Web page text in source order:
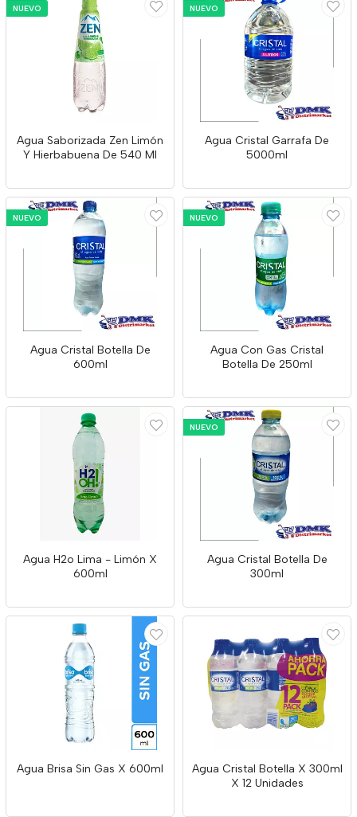
NUEVO
Agua Saborizada Zen Limón
Y Hierbabuena De 540 Ml
NUEVO
Agua Cristal Garrafa De
5000ml
NUEVO
Agua Cristal Botella De
600ml
NUEVO
Agua Con Gas Cristal
Botella De 250ml
Agua H2o Lima - Limón X
600ml
NUEVO
Agua Cristal Botella De
300ml
Agua Brisa Sin Gas X 600ml
Agua Cristal Botella X 300ml
X 12 Unidades